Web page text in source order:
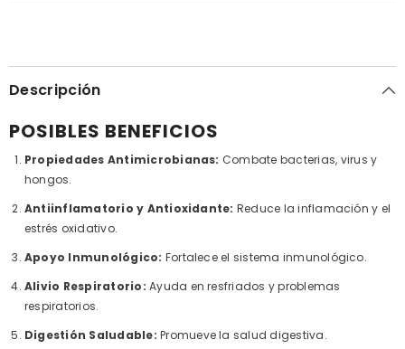
Descripción
POSIBLES BENEFICIOS
Propiedades Antimicrobianas: Combate bacterias, virus y
hongos.
Antiinflamatorio y Antioxidante: Reduce la inflamación y el
estrés oxidativo.
Apoyo Inmunológico: Fortalece el sistema inmunológico.
Alivio Respiratorio: Ayuda en resfriados y problemas
respiratorios.
Digestión Saludable: Promueve la salud digestiva.